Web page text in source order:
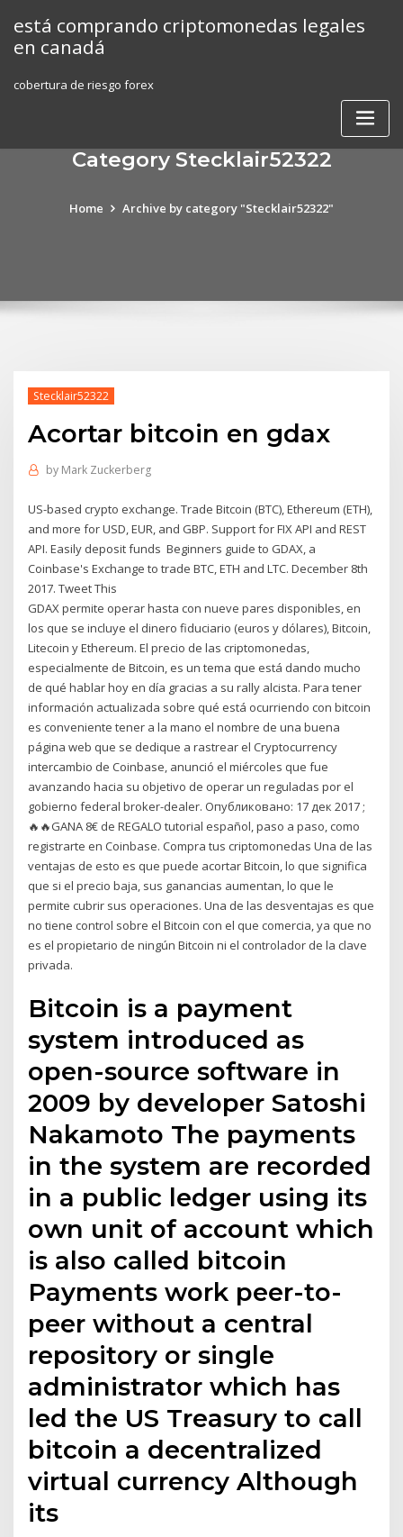
content
está comprando criptomonedas legales
en canadá
cobertura de riesgo forex
Category Stecklair52322
Home Archive by category "Stecklair52322"
Stecklair52322
Acortar bitcoin en gdax
by Mark Zuckerberg
US-based crypto exchange. Trade Bitcoin (BTC), Ethereum (ETH),
and more for USD, EUR, and GBP. Support for FIX API and REST
API. Easily deposit funds Beginners guide to GDAX, a
Coinbase's Exchange to trade BTC, ETH and LTC. December 8th
2017. Tweet This
GDAX permite operar hasta con nueve pares disponibles, en
los que se incluye el dinero fiduciario (euros y dólares), Bitcoin,
Litecoin y Ethereum. El precio de las criptomonedas,
especialmente de Bitcoin, es un tema que está dando mucho
de qué hablar hoy en día gracias a su rally alcista. Para tener
información actualizada sobre qué está ocurriendo con bitcoin
es conveniente tener a la mano el nombre de una buena
página web que se dedique a rastrear el Cryptocurrency
intercambio de Coinbase, anunció el miércoles que fue
avanzando hacia su objetivo de operar un reguladas por el
gobierno federal broker-dealer. Опубликовано: 17 дек 2017 ;
🔥🔥GANA 8€ de REGALO tutorial español, paso a paso, como
registrarte en Coinbase. Compra tus criptomonedas Una de las
ventajas de esto es que puede acortar Bitcoin, lo que significa
que si el precio baja, sus ganancias aumentan, lo que le
permite cubrir sus operaciones. Una de las desventajas es que
no tiene control sobre el Bitcoin con el que comercia, ya que no
es el propietario de ningún Bitcoin ni el controlador de la clave
privada.
Bitcoin is a payment
system introduced as
open-source software in
2009 by developer Satoshi
Nakamoto The payments
in the system are recorded
in a public ledger using its
own unit of account which
is also called bitcoin
Payments work peer-to-
peer without a central
repository or single
administrator which has
led the US Treasury to call
bitcoin a decentralized
virtual currency Although
its